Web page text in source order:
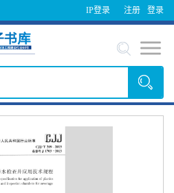
IP登录 登录
注册